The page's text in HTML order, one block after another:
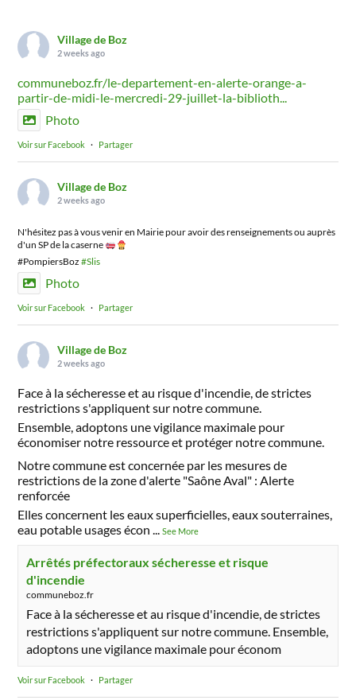
Village de Boz
2 weeks ago
communeboz.fr/le-departement-en-alerte-orange-a-
partir-de-midi-le-mercredi-29-juillet-la-biblioth...
Photo
Voir sur Facebook · Partager
Village de Boz
2 weeks ago
N'hésitez pas à vous venir en Mairie pour avoir des renseignements ou auprès
d'un SP de la caserne
#PompiersBoz#Slis
Photo
Voir sur Facebook · Partager
Village de Boz
2 weeks ago
Face à la sécheresse et au risque d'incendie, de strictes
restrictions s'appliquent sur notre commune.
Ensemble, adoptons une vigilance maximale pour
économiser notre ressource et protéger notre commune.
Notre commune est concernée par les mesures de
restrictions de la zone d'alerte "Saône Aval" : Alerte
renforcée
Elles concernent les eaux superficielles, eaux souterraines,
eau potable usages écon ...See More
Arrêtés préfectoraux sécheresse et risque
d'incendie
communeboz.fr
Face à la sécheresse et au risque d'incendie, de strictes
restrictions s'appliquent sur notre commune. Ensemble,
adoptons une vigilance maximale pour économ
Voir sur Facebook · Partager